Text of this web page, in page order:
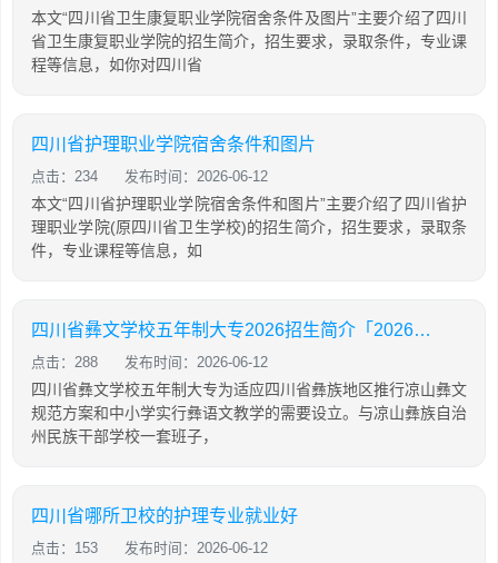
本文“四川省卫生康复职业学院宿舍条件及图片”主要介绍了四川
省卫生康复职业学院的招生简介，招生要求，录取条件，专业课
程等信息，如你对四川省
四川省护理职业学院宿舍条件和图片
点击：234 发布时间：2026-06-12
本文“四川省护理职业学院宿舍条件和图片”主要介绍了四川省护
理职业学院(原四川省卫生学校)的招生简介，招生要求，录取条
件，专业课程等信息，如
四川省彝文学校五年制大专2026招生简介「2026年更新」
点击：288 发布时间：2026-06-12
四川省彝文学校五年制大专为适应四川省彝族地区推行凉山彝文
规范方案和中小学实行彝语文教学的需要设立。与凉山彝族自治
州民族干部学校一套班子，
四川省哪所卫校的护理专业就业好
点击：153 发布时间：2026-06-12